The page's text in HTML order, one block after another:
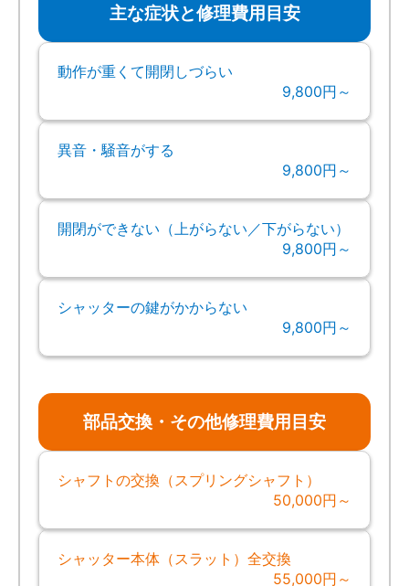
主な症状と修理費用目安
動作が重くて開閉しづらい
9,800円～
異音・騒音がする
9,800円～
開閉ができない（上がらない／下がらない）
9,800円～
シャッターの鍵がかからない
9,800円～
部品交換・その他修理費用目安
シャフトの交換（スプリングシャフト）
50,000円～
シャッター本体（スラット）全交換
55,000円～